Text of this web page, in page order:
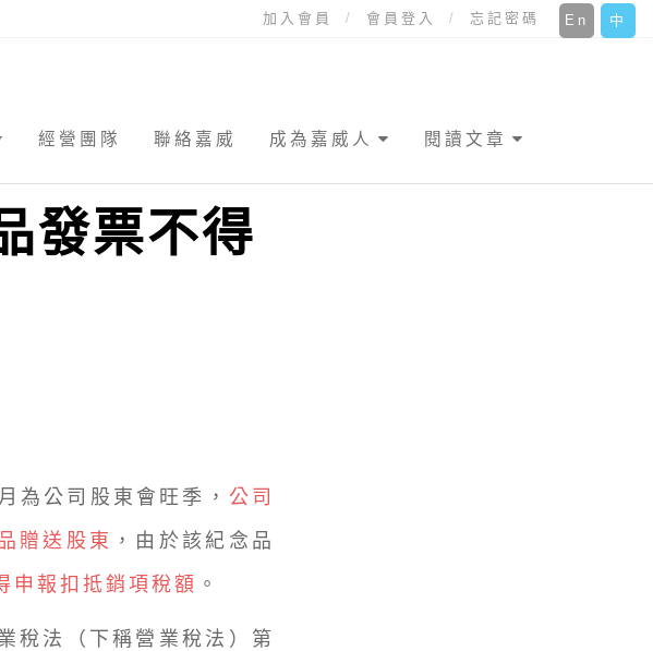
中
En
加入會員 會員登入 忘記密碼
經營團隊 聯絡嘉威 成為嘉威人 閱讀文章
發票不得
公司股東會旺季， 公司
贈送股東 ，由於該紀念品
申報扣抵銷項稅額 。
法（下稱營業稅法）第